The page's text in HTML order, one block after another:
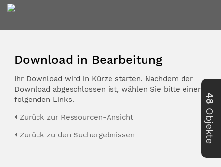
Download in Bearbeitung
Ihr Download wird in Kürze starten. Nachdem der
Download abgeschlossen ist, wählen Sie bitte einen der
folgenden Links.
Zurück zur Ressourcen-Ansicht
Zurück zu den Suchergebnissen
48
Objekte